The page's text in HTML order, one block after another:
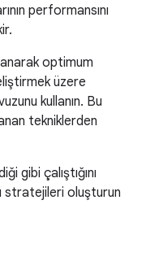
performansını
optimum
üzere
kullanın. Bu
tekniklerden
gibi çalıştığını
stratejileri oluşturun